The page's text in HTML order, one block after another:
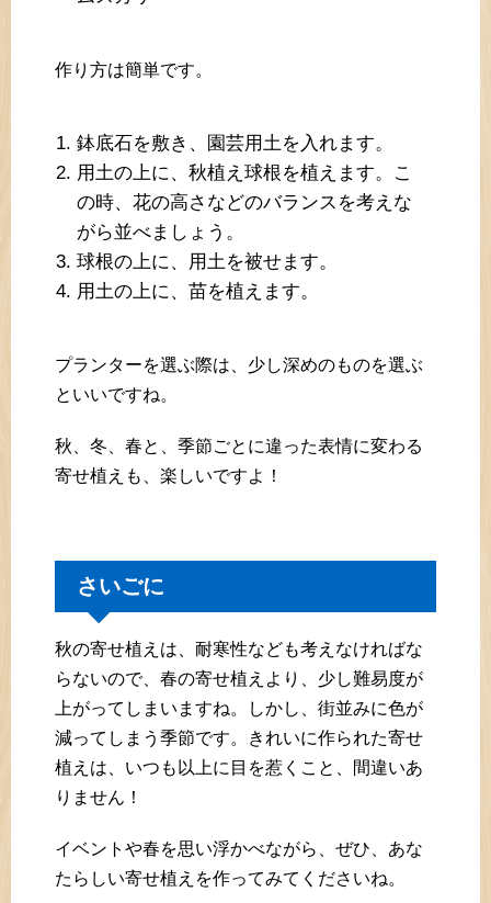
作り方は簡単です。
鉢底石を敷き、園芸用土を入れます。
用土の上に、秋植え球根を植えます。こ
の時、花の高さなどのバランスを考えな
がら並べましょう。
球根の上に、用土を被せます。
用土の上に、苗を植えます。
プランターを選ぶ際は、少し深めのものを選ぶ
といいですね。
秋、冬、春と、季節ごとに違った表情に変わる
寄せ植えも、楽しいですよ！
さいごに
秋の寄せ植えは、耐寒性なども考えなければな
らないので、春の寄せ植えより、少し難易度が
上がってしまいますね。しかし、街並みに色が
減ってしまう季節です。きれいに作られた寄せ
植えは、いつも以上に目を惹くこと、間違いあ
りません！
イベントや春を思い浮かべながら、ぜひ、あな
たらしい寄せ植えを作ってみてくださいね。